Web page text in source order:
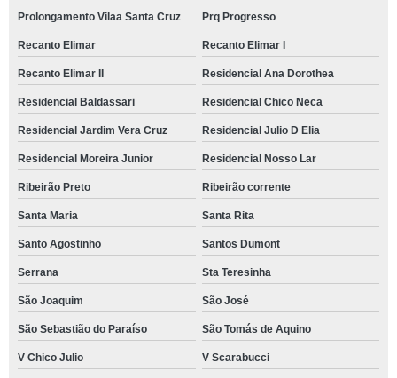
Prolongamento Vilaa Santa Cruz Prq Progresso
Recanto Elimar Recanto Elimar I
Recanto Elimar II Residencial Ana Dorothea
Residencial Baldassari Residencial Chico Neca
Residencial Jardim Vera Cruz Residencial Julio D Elia
Residencial Moreira Junior Residencial Nosso Lar
Ribeirão Preto Ribeirão corrente
Santa Maria Santa Rita
Santo Agostinho Santos Dumont
Serrana Sta Teresinha
São Joaquim São José
São Sebastião do Paraíso São Tomás de Aquino
V Chico Julio V Scarabucci